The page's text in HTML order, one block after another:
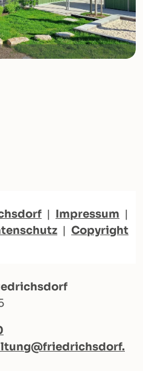
| Impressum |
| Copyright